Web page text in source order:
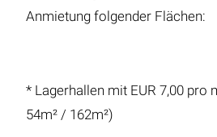
Anmietung folgender Flächen:
* Lagerhallen mit EUR 7,00 pro
54m² / 162m²)